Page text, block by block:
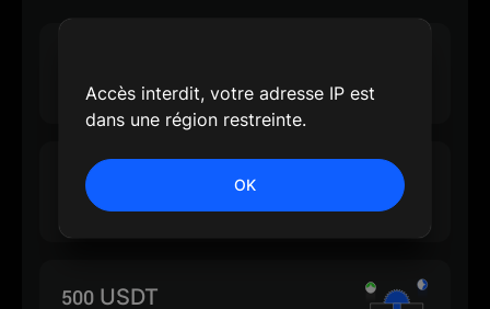
Récompense d'inscription max.
500 USDT
Récompense de dépôt max.
500 USDT
Accès interdit, votre adresse IP est
dans une région restreinte.
OK